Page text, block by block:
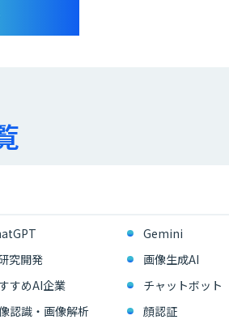
Gemini
究開発
画像生成AI
すめAI企業
チャットボット
認識・画像解析 顔認証